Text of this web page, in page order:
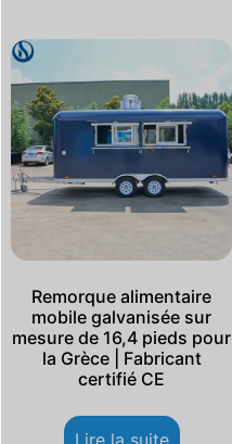
Remorque alimentaire
mobile galvanisée sur
mesure de 16,4 pieds pour
la Grèce | Fabricant
certifié CE
Lire la suite